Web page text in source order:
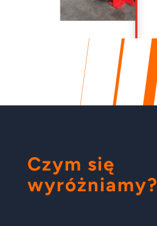
Czym się
wyróżniamy?